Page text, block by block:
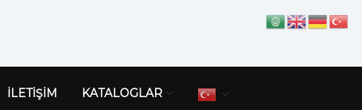
İLETİŞİM KATALOGLAR